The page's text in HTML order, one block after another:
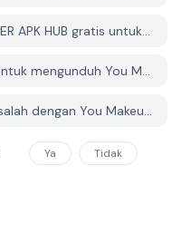
Apakah You Makeup Face di PGYER APK HUB gratis untuk diunduh?
Apakah saya memerlukan akun untuk mengunduh You Makeup Face dari PGYER APK HUB?
Bagaimana cara melaporkan masalah dengan You Makeup Face di PGYER APK HUB?
Ya Tidak